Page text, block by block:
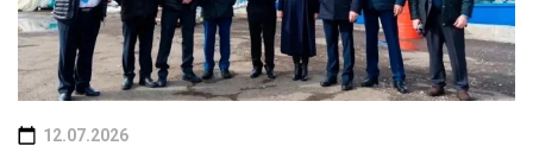
12.07.2026